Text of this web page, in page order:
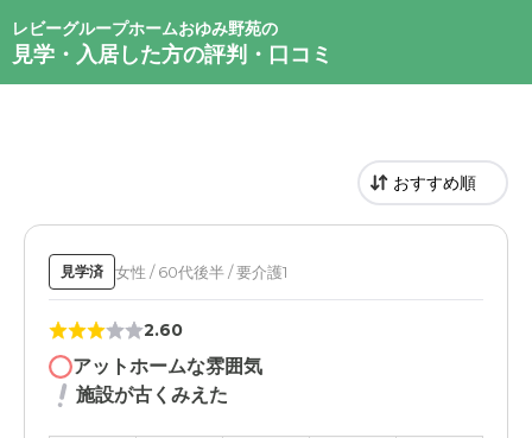
レビーグループホームおゆみ野苑の
見学・入居した方の評判・口コミ
見学済 女性 / 60代後半 / 要介護1
2.60
アットホームな雰囲気
施設が古くみえた